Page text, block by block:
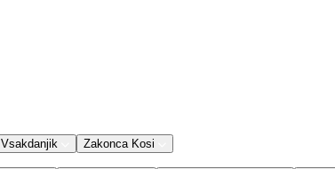
Vsakdanjik Zakonca Kosi